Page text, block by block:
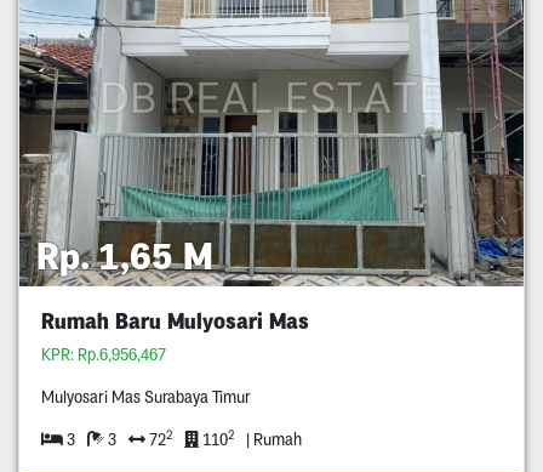
Rp. 1,65 M
Rumah Baru Mulyosari Mas
KPR: Rp.6,956,467
Mulyosari Mas Surabaya Timur
3 3 722 1102 | Rumah